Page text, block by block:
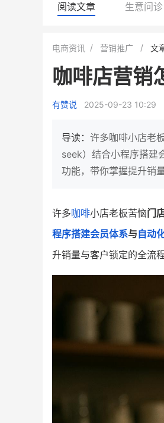
阅读文章 生意问诊
电商资讯 营销推广 文
咖啡店营销
有赞说 2025-09-23 10:29
导读： 许多咖啡小店老
seek）结合小程序搭建
功能，带你掌握提升销
许多咖啡小店老板苦恼门
程序搭建会员体系与自动
升销量与客户锁定的全流程
小鹿蓝蓝会员
+
7900 万
三只松鼠旗下的网红婴儿辅食品
牌，22天便拿下类目第一
查看详情